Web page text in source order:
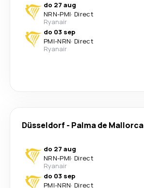
do 27 aug
NRN-PMI· Direct
Ryanair
do 03 sep
PMI-NRN· Direct
Ryanair
Düsseldorf - Palma de Mallorca
do 27 aug
NRN-PMI· Direct
Ryanair
do 03 sep
PMI-NRN· Direct